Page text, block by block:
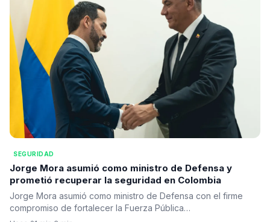
SEGURIDAD
Jorge Mora asumió como ministro de Defensa y
prometió recuperar la seguridad en Colombia
Jorge Mora asumió como ministro de Defensa con el firme
compromiso de fortalecer la Fuerza Pública…